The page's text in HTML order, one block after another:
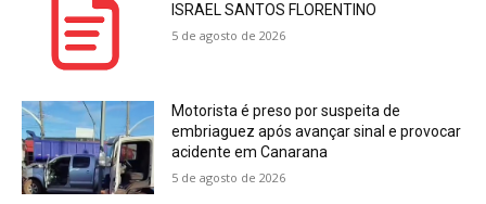
ISRAEL SANTOS FLORENTINO
5 de agosto de 2026
Motorista é preso por suspeita de
embriaguez após avançar sinal e provocar
acidente em Canarana
5 de agosto de 2026